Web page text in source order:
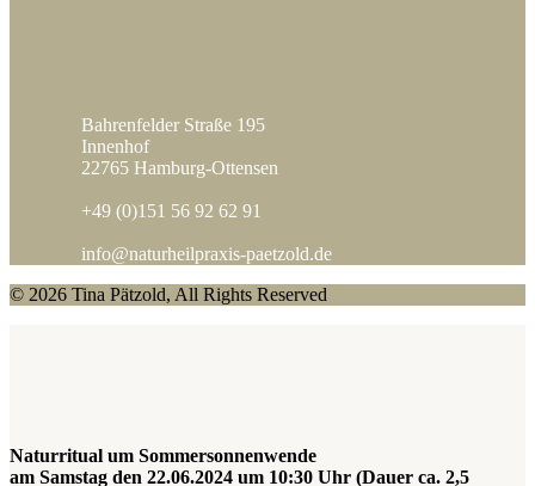
Bahrenfelder Straße 195
Innenhof
22765 Hamburg-Ottensen
+49 (0)151 56 92 62 91
info@naturheilpraxis-paetzold.de
© 2026 Tina Pätzold, All Rights Reserved
Naturritual um Sommersonnenwende
am Samstag den 22.06.2024 um 10:30 Uhr (Dauer ca. 2,5